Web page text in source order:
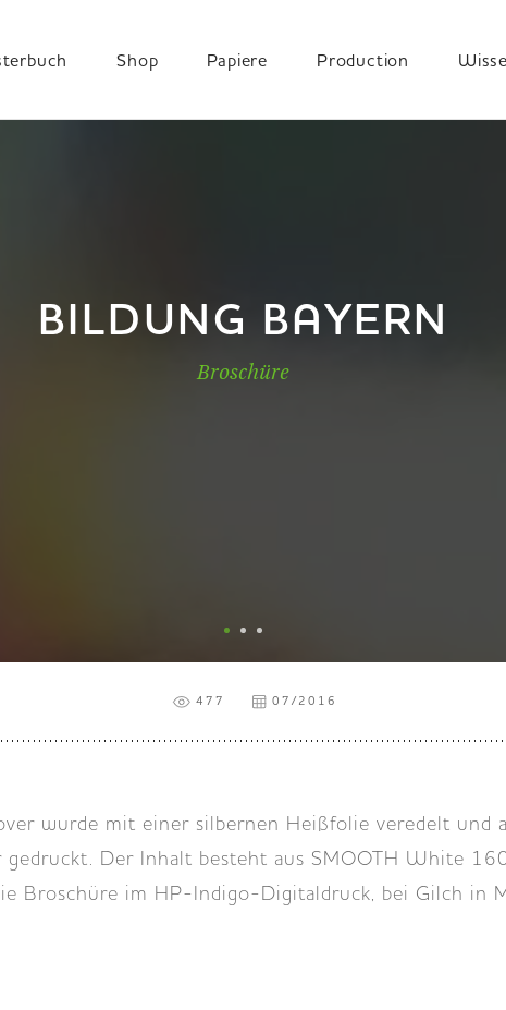
Shop Papiere Production
BILDUNG BAYERN
Broschüre
477 07/2016
wurde mit einer silbernen Heißfolie veredelt und
gedruckt. Der Inhalt besteht aus SMOOTH White
Broschüre im HP-Indigo-Digitaldruck, bei Gilch in